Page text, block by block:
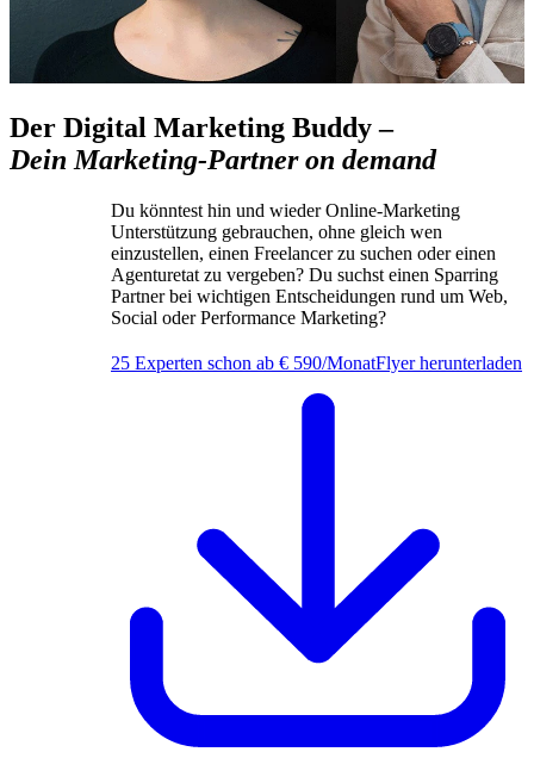
Der Digital Marketing Buddy –
Dein Marketing-Partner on demand
Du könntest hin und wieder Online-Marketing
Unterstützung gebrauchen, ohne gleich wen
einzustellen, einen Freelancer zu suchen oder einen
Agenturetat zu vergeben? Du suchst einen Sparring
Partner bei wichtigen Entscheidungen rund um Web,
Social oder Performance Marketing?
25 Experten schon ab € 590/MonatFlyer herunterladen